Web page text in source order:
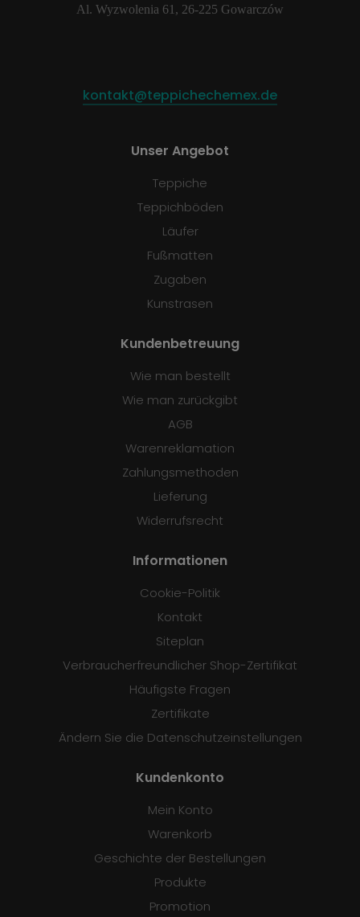
Al. Wyzwolenia 61, 26-225 Gowarczów
kontakt@teppichechemex.de
Unser Angebot
Teppiche
Teppichböden
Läufer
Fußmatten
Zugaben
Kunstrasen
Kundenbetreuung
Wie man bestellt
Wie man zurückgibt
AGB
Warenreklamation
Zahlungsmethoden
Lieferung
Widerrufsrecht
Informationen
Cookie-Politik
Kontakt
Siteplan
Verbraucherfreundlicher Shop-Zertifikat
Häufigste Fragen
Zertifikate
Ändern Sie die Datenschutzeinstellungen
Kundenkonto
Mein Konto
Warenkorb
Geschichte der Bestellungen
Produkte
Promotion